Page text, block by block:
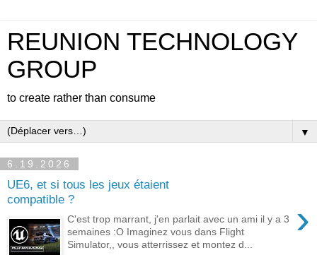
REUNION TECHNOLOGY
GROUP
to create rather than consume
▼
6.19.2026
UE6, et si tous les jeux étaient
compatible ?
›
C'est trop marrant, j'en parlait avec un ami il y a 3
semaines :O Imaginez vous dans Flight
Simulator,, vous atterrissez et montez d...